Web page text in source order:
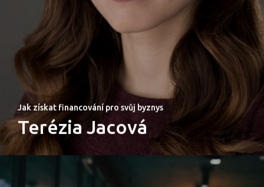
Jak získat financování pro svůj byznys
Terézia Jacová